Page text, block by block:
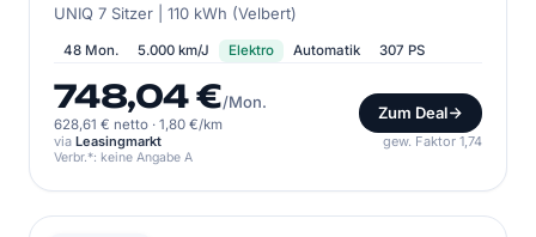
UNIQ 7 Sitzer | 110 kWh (Velbert)
48 Mon. 5.000 km/J Elektro Automatik 307 PS
748,04 €/Mon.
628,61 € netto · 1,80 €/km
Zum Deal
via Leasingmarkt gew. Faktor 1,74
Verbr.*: keine Angabe A